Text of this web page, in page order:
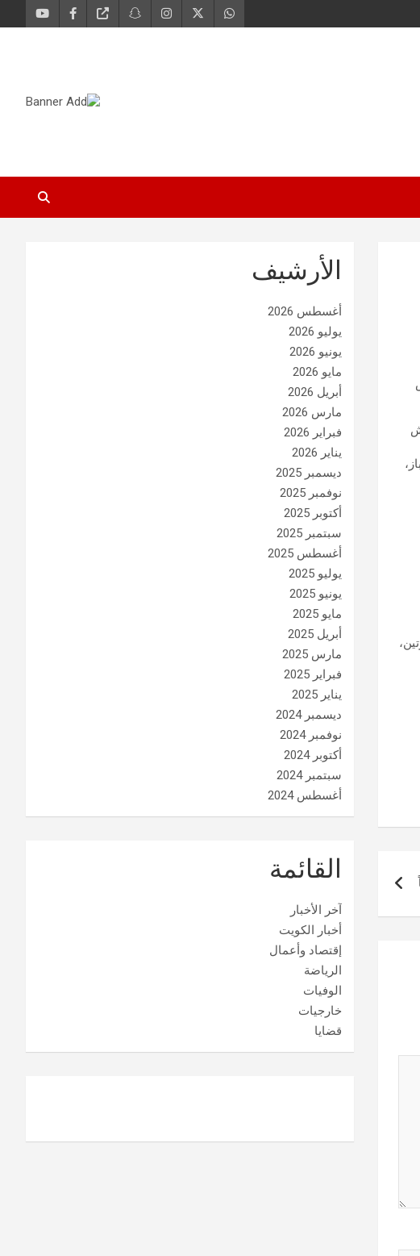
أغسطس
الأرشيف
أغسطس 2026
يوليو 2026
يونيو 2026
مايو 2026
أبريل 2026
مارس 2026
فبراير 2026
يناير 2026
ديسمبر 2025
نوفمبر 2025
أكتوبر 2025
سبتمبر 2025
أغسطس 2025
يوليو 2025
يونيو 2025
مايو 2025
أبريل 2025
مارس 2025
فبراير 2025
يناير 2025
ديسمبر 2024
نوفمبر 2024
أكتوبر 2024
سبتمبر 2024
أغسطس 2024
القائمة
آخر الأخبار
أخبار الكويت
إقتصاد وأعمال
الرياضة
الوفيات
خارجيات
قضايا